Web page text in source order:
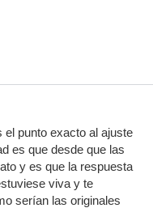
el punto exacto al ajuste
es que desde que las
y es que la respuesta
viva y te
serían las originales